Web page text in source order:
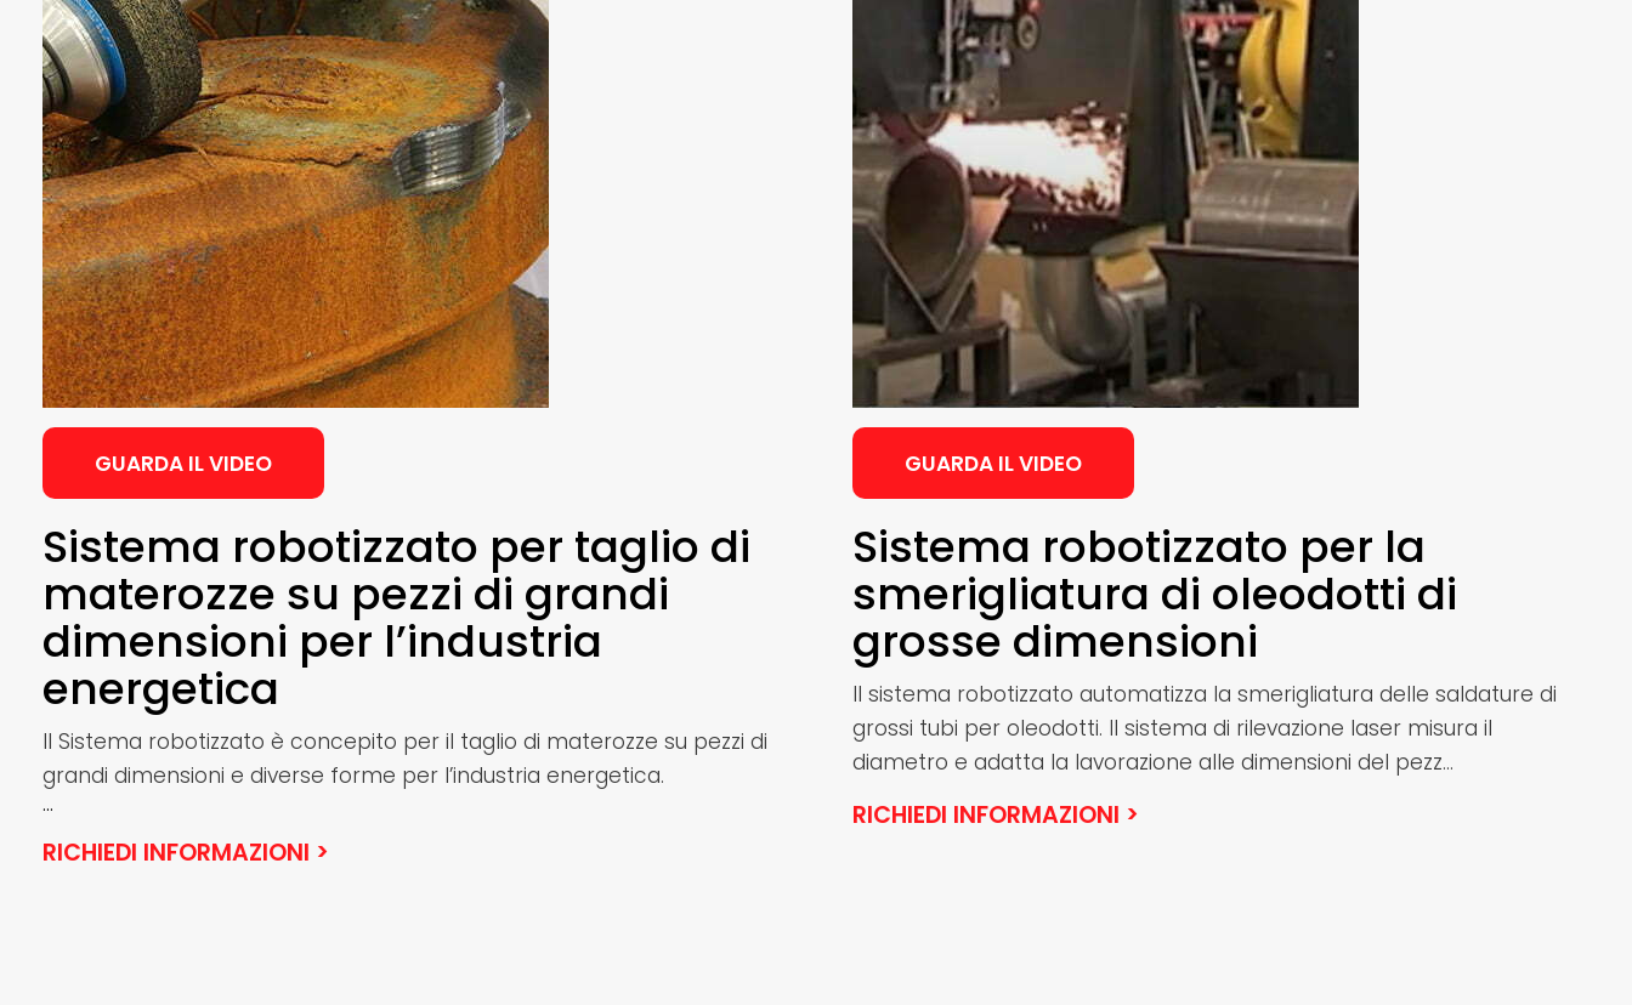
GUARDA IL VIDEO
Sistema robotizzato per taglio di
materozze su pezzi di grandi
dimensioni per l’industria
energetica
Il Sistema robotizzato è concepito per il taglio di materozze su pezzi di
grandi dimensioni e diverse forme per l’industria energetica.
...
RICHIEDI INFORMAZIONI >
GUARDA IL VIDEO
Sistema robotizzato per la
smerigliatura di oleodotti di
grosse dimensioni
Il sistema robotizzato automatizza la smerigliatura delle saldature di
grossi tubi per oleodotti. Il sistema di rilevazione laser misura il
diametro e adatta la lavorazione alle dimensioni del pezz...
RICHIEDI INFORMAZIONI >